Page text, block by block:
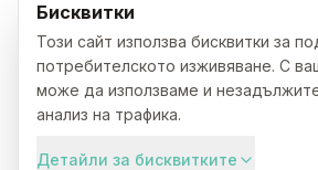
Бисквитки
Този сайт използва бисквитки за
потребителското изживяване. С
може да използваме и
анализ на трафика.
Детайли за бисквитките